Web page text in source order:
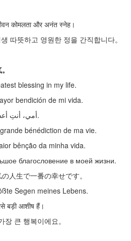
कोमलता और अनंत स्नेह।
따뜻하고 영원한 정을 간직합니다。
blessing in my life.
bendición de mi vida.
أمي، أنتِ أعظم نعمة في حياتي.
bénédiction de ma vie.
bênção da minha vida.
благословение в моей жизни.
人生で一番の幸せです。
Segen meines Lebens.
बड़ी आशीष हैं।
장 큰 행복이에요。